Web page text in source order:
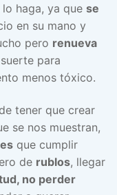
lo haga, ya que se
en su mano y
pero renueva
para
menos tóxico.
tener que crear
se nos muestran,
que cumplir
de rublos, llegar
no perder